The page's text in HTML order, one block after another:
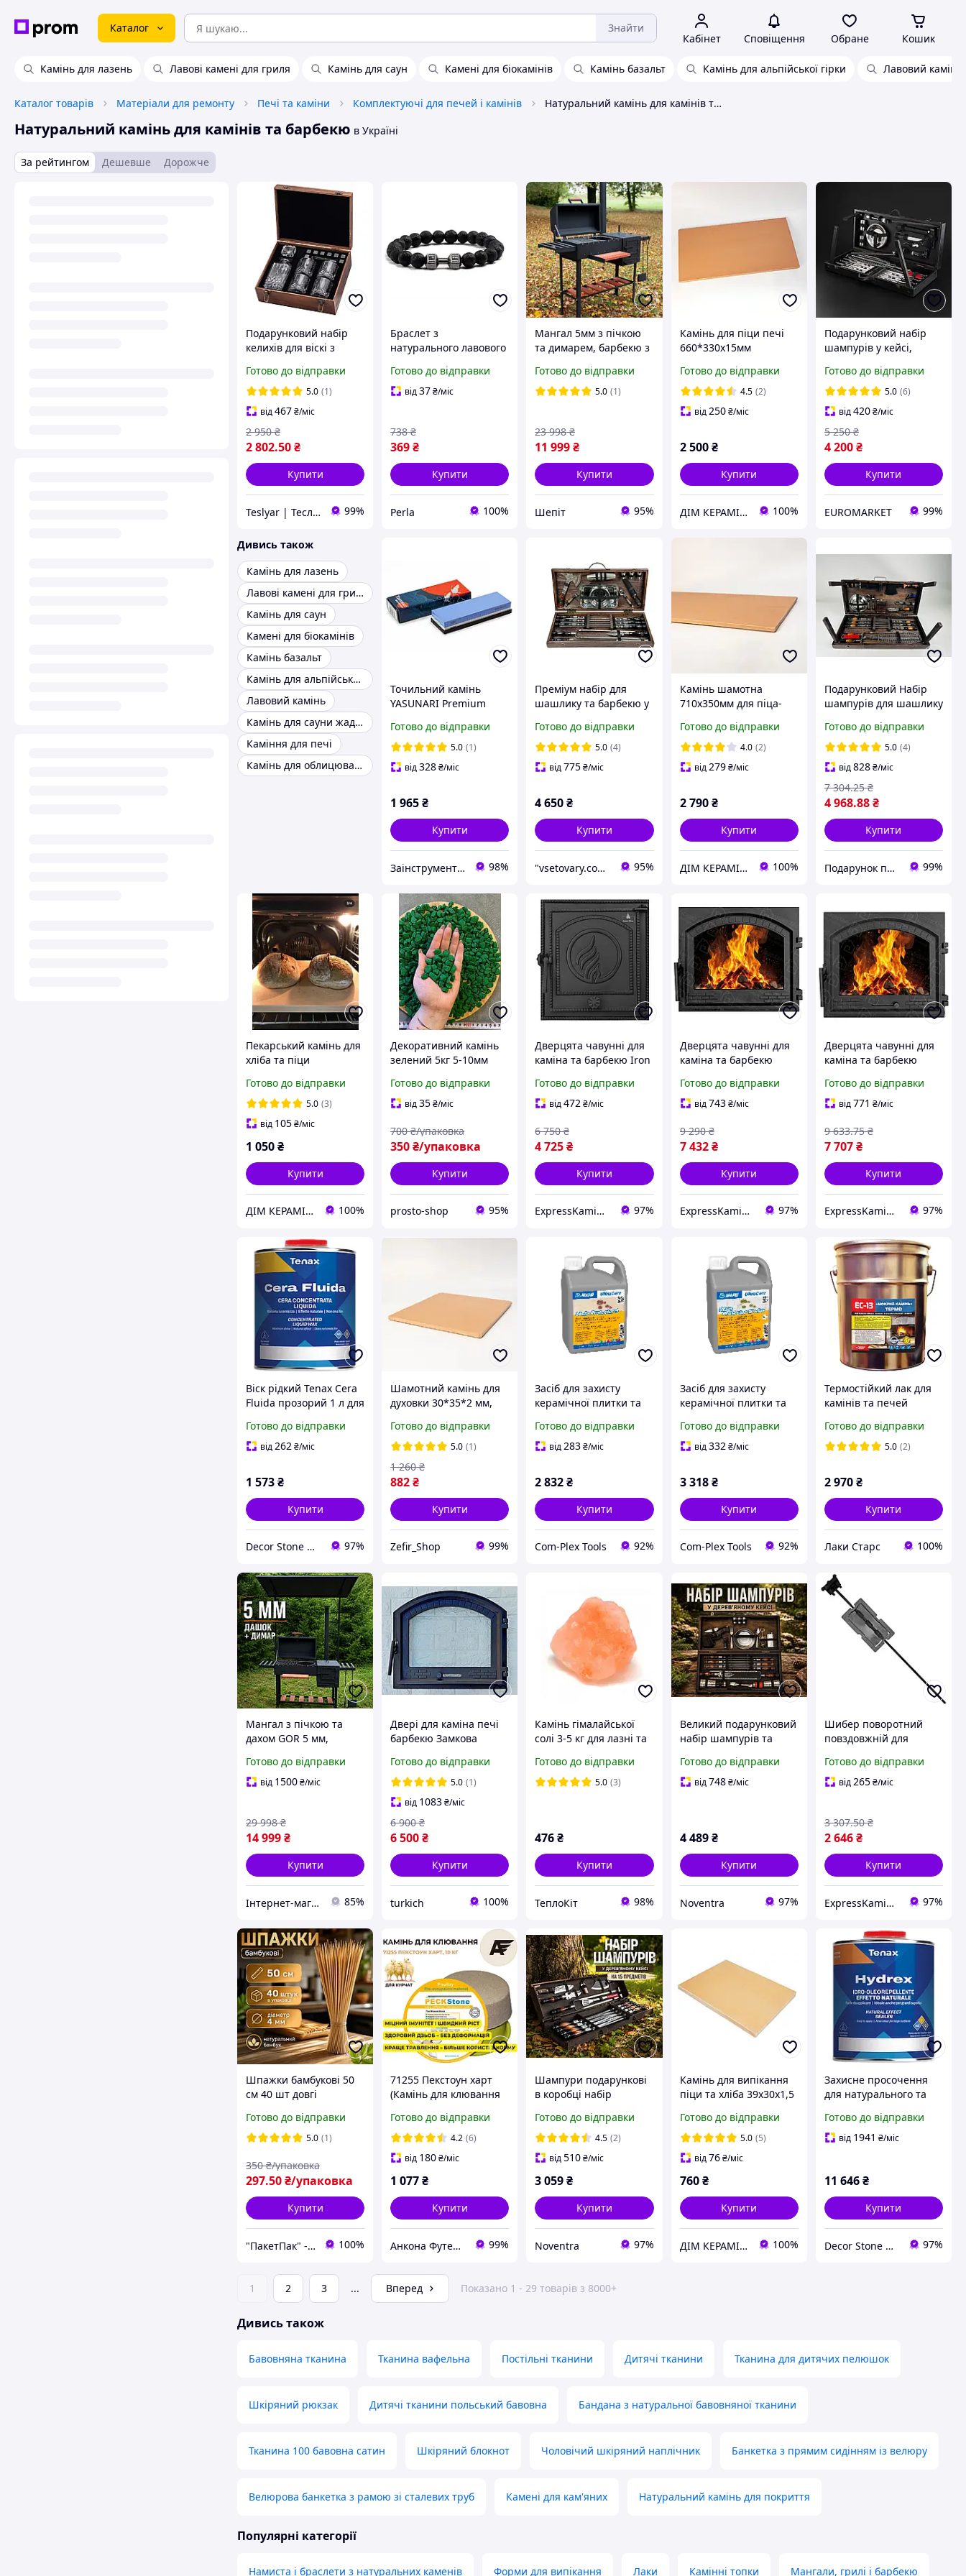
Каталог Знайти
Кабінет Сповіщення Обране Кошик
Камінь для лазень Лавові камені для гриля Камінь для саун Камені для біокамінів Камінь базальт Камінь для альпійської гірки Лавовий камінь
Каталог товарів Матеріали для ремонту Печі та каміни Комплектуючі для печей і камінів Натуральний камінь для камінів та барбекю
Натуральний камінь для камінів та барбекю в Україні
За рейтингом Дешевше Дорожче
Подарунковий набір
келихів для віскі з
камінням у дерев'яній
скриньці
Готово до відправки
5.0 (1)
від467₴/міс
2 802.50₴
2 950 ₴
Купити
Teslyar | Тесляр | Все для дому | Подарунки | Гурт 99%
Браслет з
натурального лавового
гантеллю - для
спортсменів та
Готово до відправки
від37₴/міс
369₴
738 ₴
Купити
Perla 100%
Мангал 5мм з пічкою
та димарем, барбекю з
Мангал для дому,
Мангал-барбекю,
Готово до відправки
5.0 (1)
11 999₴
23 998 ₴
Купити
Шепіт 95%
Камінь для піци печі
660*330х15мм
Готово до відправки
4.5 (2)
від250 ₴/міс
2 500 ₴
Купити
ДІМ КЕРАМІКИ Shostak 100%
Подарунковий набір
шампурів у кейсі,
для мангала, барбекю
та гриля з можливістю
гравіювання Grills G16
Готово до відправки
5.0 (6)
від420₴/міс
4 200₴
5 250 ₴
Купити
EUROMARKET 99%
Дивись також
Камінь для лазень
Лавові камені для гриля
Камінь для саун
Камені для біокамінів
Камінь базальт
Камінь для альпійської гірки
Лавовий камінь
Камінь для сауни жадеїт
Каміння для печі
Камінь для облицювання печей
Точильний камінь
YASUNARI Premium
заточування ножів та
інструменту
Готово до відправки
5.0 (1)
від328₴/міс
1 965₴
Купити
Заінструментом 98%
Преміум набір для
шашлику та барбекю у
Готово до відправки
5.0 (4)
від775₴/міс
4 650₴
Купити
"vsetovary.com.ua" - інтернет-магазин 95%
Камінь шамотна
710х350мм для піца-
Готово до відправки
4.0 (2)
від279 ₴/міс
2 790 ₴
Купити
ДІМ КЕРАМІКИ Shostak 100%
Подарунковий Набір
шампурів для шашлику
грилю Шашличник LUX
Готово до відправки
5.0 (4)
від828₴/міс
4 968.88₴
7 304.25 ₴
Купити
Подарунок по Українськи 99%
Пекарський камінь для
хліба та піци
Готово до відправки
5.0 (3)
від 105₴/міс
1 050₴
Купити
ДІМ КЕРАМІКИ Shostak 100%
Декоративний камінь
зелений 5кг 5-10мм
для ландшафту та
клумб prost
Готово до відправки
від35₴/міс
350₴/упаковка
700 ₴/упаковка
Купити
prosto-shop 95%
Дверцята чавунні для
каміна та барбекю Iron
чавунні на камін Style
35 WG 350х390 мм
Готово до відправки
від472 ₴/міс
4 725₴
6 750 ₴
Купити
ExpressKamin - магазин изразцових каминов и печей 97%
Дверцята чавунні для
каміна та барбекю
топочні чавунні на
камін Замкова XL
Готово до відправки
від743 ₴/міс
7 432 ₴
9 290 ₴
Купити
ExpressKamin - магазин изразцових каминов и печей 97%
Дверцята чавунні для
каміна та барбекю
топочні чавунні з
регулятором тяги на
490х420 мм
Готово до відправки
від771 ₴/міс
7 707₴
9 633.75 ₴
Купити
ExpressKamin - магазин изразцових каминов и печей 97%
Віск рідкий Tenax Cera
Fluida прозорий 1 л для
відновлення
натурального каменю
Готово до відправки
від262₴/міс
1 573₴
Купити
Decor Stone Hub 97%
Шамотний камінь для
духовки 30*35*2 мм,
піци, хліба та
домашньої випічки
Готово до відправки
5.0 (1)
882₴
1 260 ₴
Купити
Zefir_Shop 99%
Засіб для захисту
керамічної плитки та
Mapei Ultracare Stain
Protector S, 1 л (USPS1)
Готово до відправки
від283₴/міс
2 832₴
Купити
Com-Plex Tools 92%
Засіб для захисту
керамічної плитки та
Mapei Ultracare Stain
Protector W Plus, 1 л
Готово до відправки
від332 ₴/міс
3 318 ₴
Купити
Com-Plex Tools 92%
Термостійкий лак для
камінів та печей
глянсовий ТЕРМО
ПРАЙМЕР ЄС-13 (до
Готово до відправки
5.0 (2)
2 970₴
Купити
Лаки Cтарс 100%
Мангал з пічкою та
дахом GOR 5 мм,
барбекю, Мангали на
дачу, Мангал для дому,
Готово до відправки
від 1500₴/міс
14 999₴
29 998 ₴
Купити
Інтернет-магазин bb-buy 85%
Двері для каміна печі
барбекю Замкова
дверцята зі склом і
регулятором піддуву
Готово до відправки
5.0 (1)
від 1083₴/міс
6 500₴
6 900 ₴
Купити
turkich 100%
Камінь гімалайської
солі 3-5 кг для лазні та
Готово до відправки
5.0 (3)
476₴
Купити
ТеплоКіт 98%
Великий подарунковий
набір шампурів та
для шашлику у дерев
яному кейсі все для
Готово до відправки
від748 ₴/міс
4 489 ₴
Купити
Noventra 97%
Шибер поворотний
повздовжній для
Шиберні засувки для
печі Булат Засувки
Готово до відправки
від265₴/міс
2 646₴
3 307.50 ₴
Купити
ExpressKamin - магазин изразцових каминов и печей 97%
Шпажки бамбукові 50
см 40 шт довгі
дерев'яні бамбукові
палички для шашлику
Готово до відправки
5.0 (1)
297.50₴/упаковка
350 ₴/упаковка
Купити
"ПакетПак" - упаковка, яка працює на ваш бренд! 100%
71255 Пекстоун харт
(Камінь для клювання
та несучки проти
канібалізму і клювання
пір'я)
Готово до відправки
4.2 (6)
від 180₴/міс
1 077₴
Купити
Анкона Футергут 99%
Шампури подарункові
в коробці набір
роботи кейси для
пікніка кемпінгу все
для шашлику і барбекю
Готово до відправки
4.5 (2)
від510₴/міс
3 059₴
Купити
Noventra 97%
Камінь для випікання
піци та хліба 39х30х1,5
Готово до відправки
5.0 (5)
від76 ₴/міс
760 ₴
Купити
ДІМ КЕРАМІКИ Shostak 100%
Захисне просочення
для натурального та
HYDREX (10 л) TENAX
Готово до відправки
від 1941 ₴/міс
11 646₴
Купити
Decor Stone Hub 97%
1 2 3 ... Вперед Показано 1 - 29 товарів з 8000+
Дивись також
Бавовняна тканина Тканина вафельна Постільні тканини Дитячі тканини Тканина для дитячих пелюшок
Шкіряний рюкзак Дитячі тканини польський бавовна Бандана з натуральної бавовняної тканини
Тканина 100 бавовна сатин Шкіряний блокнот Чоловічий шкіряний наплічник Банкетка з прямим сидінням із велюру
Велюрова банкетка з рамою зі сталевих труб Камені для кам'яних Натуральний камінь для покриття
Популярні категорії
Намиста і браслети з натуральних каменів Форми для випікання Лаки Камінні топки Мангали, грилі і барбекю